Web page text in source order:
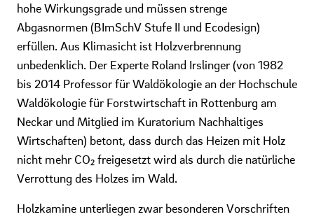
hohe Wirkungsgrade und müssen strenge
Abgasnormen (BImSchV Stufe II und Ecodesign)
erfüllen. Aus Klimasicht ist Holzverbrennung
unbedenklich. Der Experte Roland Irslinger (von 1982
bis 2014 Professor für Waldökologie an der Hochschule
Waldökologie für Forstwirtschaft in Rottenburg am
Neckar und Mitglied im Kuratorium Nachhaltiges
Wirtschaften) betont, dass durch das Heizen mit Holz
nicht mehr CO₂ freigesetzt wird als durch die natürliche
Verrottung des Holzes im Wald.
Holzkamine unterliegen zwar besonderen Vorschriften